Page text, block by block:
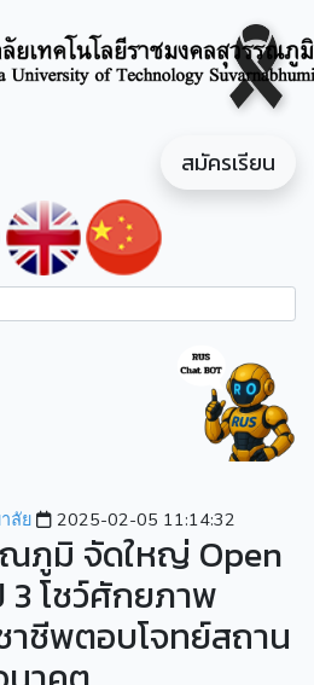
สมัครเรียน
ลัย 2025-02-05 11:14:32
ภูมิ จัดใหญ่ Open
3 โชว์ศักยภาพ
ชีพตอบโจทย์สถาน